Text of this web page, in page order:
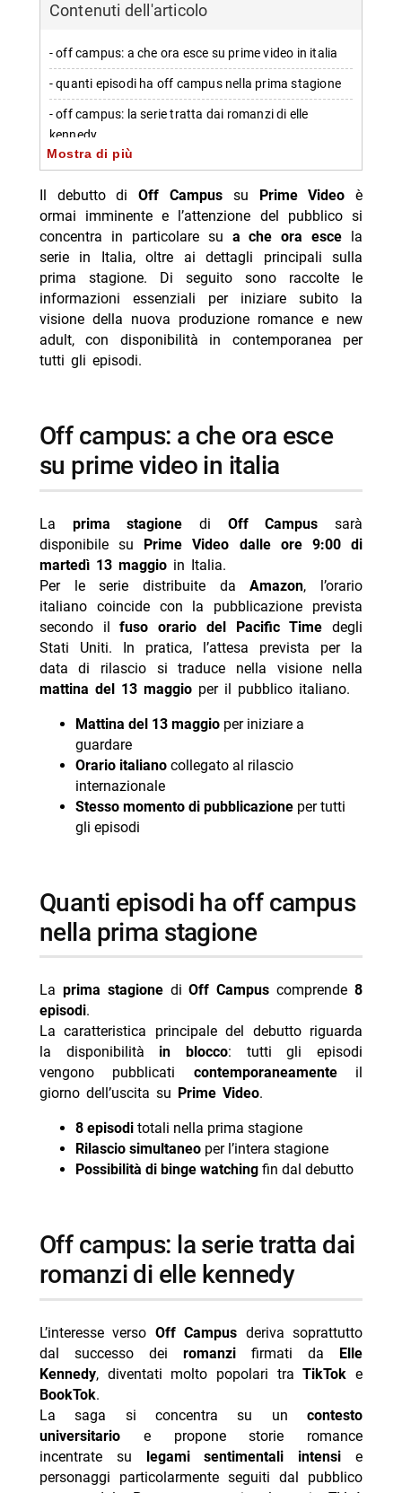
Contenuti dell'articolo
- off campus: a che ora esce su prime video in italia
- quanti episodi ha off campus nella prima stagione
- off campus: la serie tratta dai romanzi di elle
kennedy
- dove vedere off campus in streaming
-- Scopri di più da Jump the shark
- Average Joe su Paramount+ dal 19 agosto 2026
- The Last Sunrise su Prime Video ad agosto
- RoboCop serie TV: Prime Video ordina 8 episodi con
James Wan
- Guida alle novità Prime Video estate 2026
Mostra di più
Il debutto diOff Campus su Prime Video è
ormai imminente e l’attenzione del pubblico si
concentra in particolare su a che ora esce la
serie in Italia, oltre ai dettagli principali sulla
prima stagione. Di seguito sono raccolte le
informazioni essenziali per iniziare subito la
visione della nuova produzione romance e new
adult, con disponibilità in contemporanea per
tutti gli episodi.
off campus: a che ora esce
su prime video in italia
La prima stagione di Off Campus sarà
disponibile su Prime Video dalle ore 9:00 di
martedì 13 maggioin Italia.
Per le serie distribuite daAmazon, l’orario
italiano coincide con la pubblicazione prevista
secondo ilfuso orario del Pacific Time degli
Stati Uniti. In pratica, l’attesa prevista per la
data di rilascio si traduce nella visione nella
mattina del 13 maggioper il pubblico italiano.
Mattina del 13 maggioper iniziare a
guardare
Orario italianocollegato al rilascio
internazionale
Stesso momento di pubblicazioneper tutti
gli episodi
quanti episodi ha off campus
nella prima stagione
La prima stagionediOff Campus comprende8
episodi.
La caratteristica principale del debutto riguarda
la disponibilità in blocco: tutti gli episodi
vengono pubblicati contemporaneamenteil
giorno dell’uscita su Prime Video.
8 episoditotali nella prima stagione
Rilascio simultaneoper l’intera stagione
Possibilità di binge watchingfin dal debutto
off campus: la serie tratta dai
romanzi di elle kennedy
L’interesse verso Off Campus deriva soprattutto
dal successo dei romanzi firmati da Elle
Kennedy, diventati molto popolari traTikTok e
BookTok.
La saga si concentra su uncontesto
universitarioe propone storie romance
incentrate su legami sentimentali intensi e
personaggi particolarmente seguiti dal pubblico